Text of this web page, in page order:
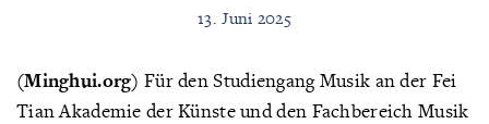
13. Juni 2025
(Minghui.org)Für den Studiengang Musik an der Fei
Tian Akademie der Künste und den Fachbereich Musik